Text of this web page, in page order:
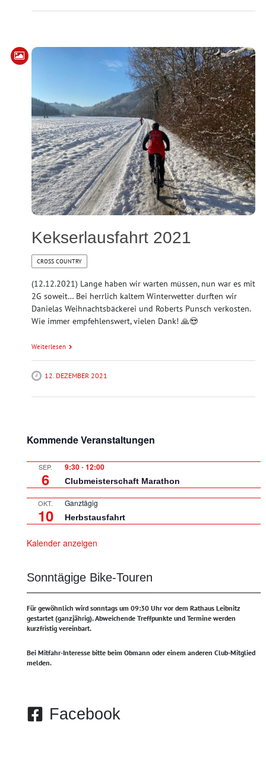
Kekserlausfahrt 2021
CROSS COUNTRY
(12.12.2021) Lange haben wir warten müssen, nun war es mit
2G soweit… Bei herrlich kaltem Winterwetter durften wir
Danielas Weihnachtsbäckerei und Roberts Punsch verkosten.
Wie immer empfehlenswert, vielen Dank! 🙏😍
Weiterlesen
12. DEZEMBER 2021
Kommende Veranstaltungen
SEP.
6
9:30-12:00
Clubmeisterschaft Marathon
OKT.
10
Ganztägig
Herbstausfahrt
Kalender anzeigen
Sonntägige Bike-Touren
Für gewöhnlich wird sonntags um 09:30 Uhr vor dem Rathaus Leibnitz
gestartet (ganzjährig).Abweichende Treffpunkte und Termine werden
kurzfristig vereinbart.
Bei Mitfahr-Interesse bitte beim Obmann oder einem anderen Club-Mitglied
melden.
Facebook